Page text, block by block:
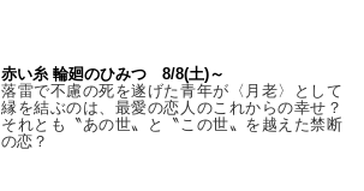
赤い糸 輪廻のひみつ 8/8(土)～
落雷で不慮の死を遂げた青年が〈月老〉として
縁を結ぶのは、最愛の恋人のこれからの幸せ？
それとも〝あの世〟と〝この世〟を越えた禁断
の恋？